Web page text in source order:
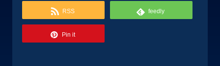
RSS feedly
Pin it